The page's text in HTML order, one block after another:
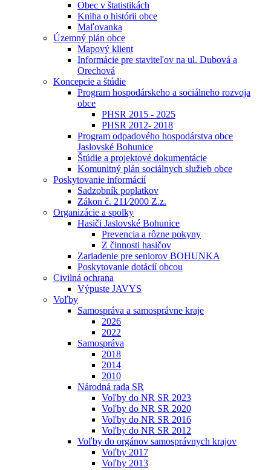
Obec v štatistikách
Kniha o histórii obce
Maľovanka
Územný plán obce
Mapový klient
Informácie pre staviteľov na ul. Dubová a
Orechová
Koncepcie a štúdie
Program hospodárskeho a sociálneho rozvoja
obce
PHSR 2015 - 2025
PHSR 2012- 2018
Program odpadového hospodárstva obce
Jaslovské Bohunice
Štúdie a projektové dokumentácie
Komunitný plán sociálnych služieb obce
Poskytovanie informácií
Sadzobník poplatkov
Zákon č. 211⁄2000 Z.z.
Organizácie a spolky
Hasiči Jaslovské Bohunice
Prevencia a rôzne pokyny
Z činnosti hasičov
Zariadenie pre seniorov BOHUNKA
Poskytovanie dotácií obcou
Civilná ochrana
Výpuste JAVYS
Voľby
Samospráva a samosprávne kraje
2026
2022
Samospráva
2018
2014
2010
Národná rada SR
Voľby do NR SR 2023
Voľby do NR SR 2020
Voľby do NR SR 2016
Voľby do NR SR 2012
Voľby do orgánov samosprávnych krajov
Voľby 2017
Voľby 2013